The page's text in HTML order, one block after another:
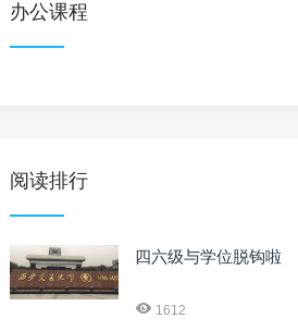
办公课程
阅读排行
四六级与学位脱钩啦
1612